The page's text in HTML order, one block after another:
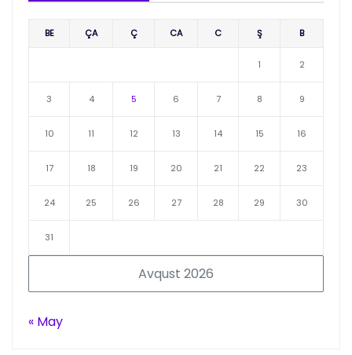
Avqust 2026
BE ÇA Ç CA C Ş B
1 2
3 4 5 6 7 8 9
10 11 12 13 14 15 16
17 18 19 20 21 22 23
24 25 26 27 28 29 30
31
« May